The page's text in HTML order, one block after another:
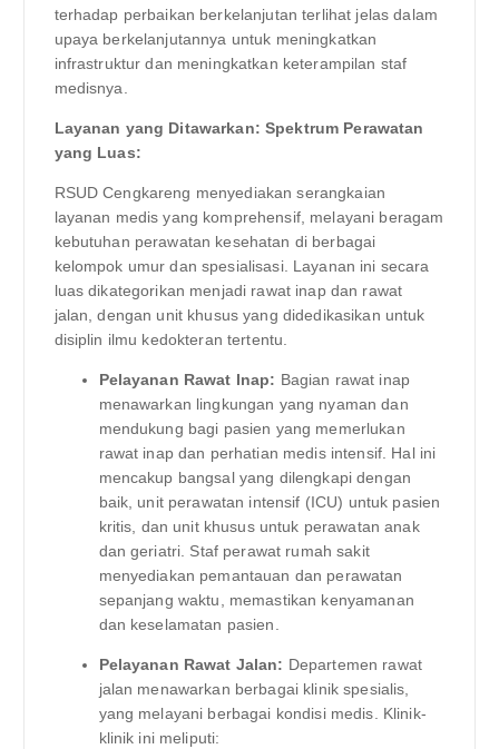
terhadap perbaikan berkelanjutan terlihat jelas dalam
upaya berkelanjutannya untuk meningkatkan
infrastruktur dan meningkatkan keterampilan staf
medisnya.
Layanan yang Ditawarkan: Spektrum Perawatan
yang Luas:
RSUD Cengkareng menyediakan serangkaian
layanan medis yang komprehensif, melayani beragam
kebutuhan perawatan kesehatan di berbagai
kelompok umur dan spesialisasi. Layanan ini secara
luas dikategorikan menjadi rawat inap dan rawat
jalan, dengan unit khusus yang didedikasikan untuk
disiplin ilmu kedokteran tertentu.
Pelayanan Rawat Inap: Bagian rawat inap
menawarkan lingkungan yang nyaman dan
mendukung bagi pasien yang memerlukan
rawat inap dan perhatian medis intensif. Hal ini
mencakup bangsal yang dilengkapi dengan
baik, unit perawatan intensif (ICU) untuk pasien
kritis, dan unit khusus untuk perawatan anak
dan geriatri. Staf perawat rumah sakit
menyediakan pemantauan dan perawatan
sepanjang waktu, memastikan kenyamanan
dan keselamatan pasien.
Pelayanan Rawat Jalan: Departemen rawat
jalan menawarkan berbagai klinik spesialis,
yang melayani berbagai kondisi medis. Klinik-
klinik ini meliputi: